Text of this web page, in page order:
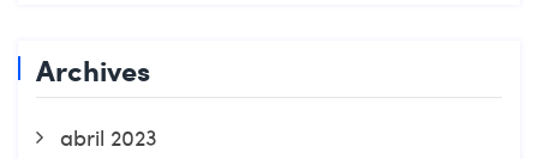
Archives
abril 2023